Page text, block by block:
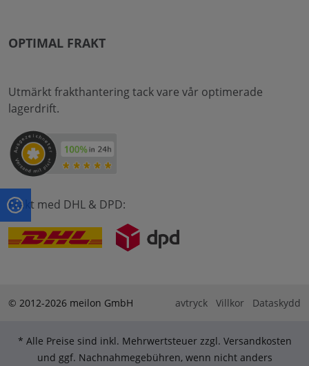
OPTIMAL FRAKT
Utmärkt frakthantering tack vare vår optimerade
lagerdrift.
Frakt med DHL & DPD:
© 2012-2026 meilon GmbH avtryck Villkor Dataskydd
* Alle Preise sind inkl. Mehrwertsteuer zzgl. Versandkosten
und ggf. Nachnahmegebühren, wenn nicht anders